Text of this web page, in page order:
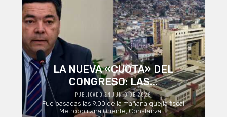
LA NUEVA «CUOTA» DEL
CONGRESO: LAS...
PUBLICADO EN JUNIO DE 2026
Fue pasadas las 9.00 de la mañana que la fiscal
Metropolitana Oriente, Constanza ...